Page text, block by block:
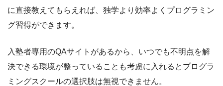
に直接教えてもらえれば、独学より効率よくプログラミン
グ習得ができます。
入塾者専用のQAサイトがあるから、いつでも不明点を解
決できる環境が整っていることも考慮に入れるとプログラ
ミングスクールの選択肢は無視できません。